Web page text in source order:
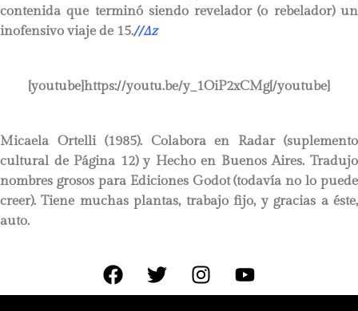
contenida que terminó siendo revelador (o rebelador) un
inofensivo viaje de 15.//∆z
[youtube]https://youtu.be/y_1OiP2xCMg[/youtube]
Micaela Ortelli(1985). Colabora en Radar (suplemento
cultural de Página 12) y Hecho en Buenos Aires. Tradujo
nombres grosos para Ediciones Godot (todavía no lo puede
creer). Tiene muchas plantas, trabajo fijo, y gracias a éste,
auto.